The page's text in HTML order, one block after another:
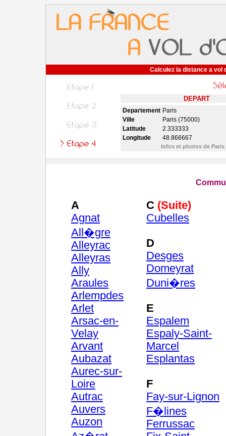
Calculez la distance a vol
DEPART
Departement Paris
Ville
Paris (75000)
Latitude
2.333333
Longitude
48.866667
Infos et photos de Paris
A
Agnat
All�gre
Alleyrac
Alleyras
Ally
Araules
Arlempdes
Arlet
Arsac-en-
Velay
Arvant
Aubazat
Aurec-sur-
Loire
Autrac
Auvers
Auzon
C (Suite)
Cubelles
D
Desges
Domeyrat
Duni�res
E
Espalem
Espaly-Saint-
Marcel
Esplantas
F
Fay-sur-Lignon
F�lines
Ferrussac